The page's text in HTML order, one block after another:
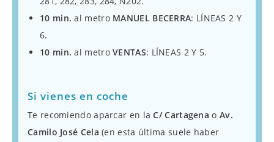
10 min. al metro MANUEL BECERRA: LÍNEAS 2 Y
6.
10 min. al metroVENTAS: LÍNEAS 2 Y 5.
Si vienes en coche
Te recomiendo aparcar en laC/ Cartagenao Av.
Camilo José Cela (en esta última suele haber